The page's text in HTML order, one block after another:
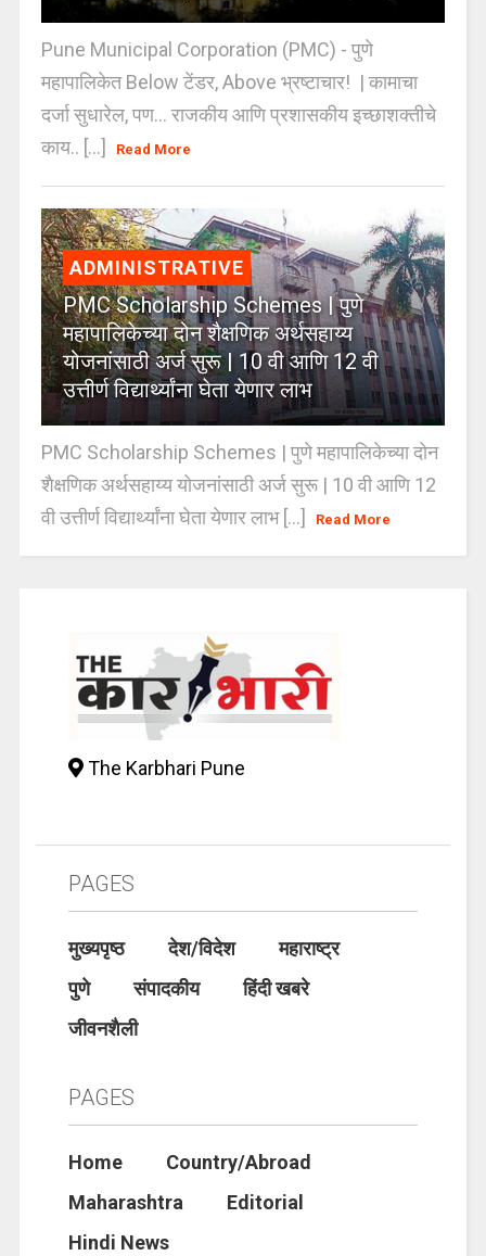
Pune Municipal Corporation (PMC) - पुणे
महापालिकेत Below टेंडर, Above भ्रष्टाचार! | कामाचा
दर्जा सुधारेल, पण… राजकीय आणि प्रशासकीय इच्छाशक्तीचे
काय.. [...]
Read More
ADMINISTRATIVE
PMC Scholarship Schemes | पुणे
महापालिकेच्या दोन शैक्षणिक अर्थसहाय्य
योजनांसाठी अर्ज सुरू | 10 वी आणि 12 वी
उत्तीर्ण विद्यार्थ्यांना घेता येणार लाभ
PMC Scholarship Schemes | पुणे महापालिकेच्या दोन
शैक्षणिक अर्थसहाय्य योजनांसाठी अर्ज सुरू | 10 वी आणि 12
वी उत्तीर्ण विद्यार्थ्यांना घेता येणार लाभ [...]
Read More
The Karbhari Pune
PAGES
मुख्यपृष्ठ देश/विदेश
महाराष्ट्र
पुणे
संपादकीय
हिंदी खबरे
जीवनशैली
PAGES
Home
Country/Abroad
Maharashtra
Editorial
Hindi News